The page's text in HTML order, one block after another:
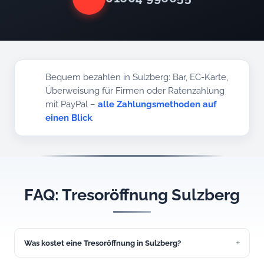
Bequem bezahlen in Sulzberg: Bar, EC-Karte,
Überweisung für Firmen oder Ratenzahlung
mit PayPal –alle Zahlungsmethoden auf
einen Blick.
FAQ: Tresoröffnung Sulzberg
Was kostet eine Tresoröffnung in Sulzberg?